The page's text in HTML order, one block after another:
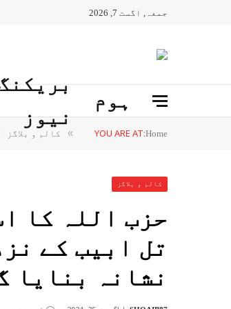
جمعہ, اگست 7, 2026
ہوم
نیوز
YOU ARE AT:Home
» کالم و بلاگز
کالم و بلاگز
حزب اللہ کا
تل ابیب کے
نشانہ بنایا